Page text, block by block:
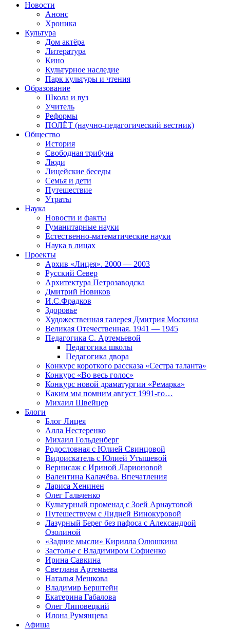
Новости
Анонс
Хроника
Культура
Дом актёра
Литература
Кино
Культурное наследие
Парк культуры и чтения
Образование
Школа и вуз
Учитель
Реформы
ПОЛЁТ (научно-педагогический вестник)
Общество
История
Свободная трибуна
Люди
Лицейские беседы
Семья и дети
Путешествие
Утраты
Наука
Новости и факты
Гуманитарные науки
Естественно-математические науки
Наука в лицах
Проекты
Архив «Лицея». 2000 — 2003
Русский Север
Архитектура Петрозаводска
Дмитрий Новиков
И.С.Фрадков
Здоровье
Художественная галерея Дмитрия Москина
Великая Отечественная. 1941 — 1945
Педагогика С. Артемьевой
Педагогика школы
Педагогика двора
Конкурс короткого рассказа «Сестра таланта»
Конкурс «Во весь голос»
Конкурс новой драматургии «Ремарка»
Каким мы помним август 1991-го…
Михаил Швейцер
Блоги
Блог Лицея
Алла Нестеренко
Михаил Гольденберг
Родословная с Юлией Свинцовой
Видоискатель с Юлией Утышевой
Вернисаж с Ириной Ларионовой
Валентина Калачёва. Впечатления
Лариса Хенинен
Олег Гальченко
Культурный променад с Зоей Арнаутовой
Путешествуем с Лидией Винокуровой
Лазурный Берег без пафоса с Александрой
Озолиной
«Задние мысли» Кирилла Олюшкина
Застолье с Владимиром Софиенко
Ирина Савкина
Светлана Артемьева
Наталья Мешкова
Владимир Берштейн
Екатерина Габалова
Олег Липовецкий
Илона Румянцева
Афиша